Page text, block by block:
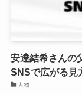
安達結希さんの
SNSで広がる見
人物